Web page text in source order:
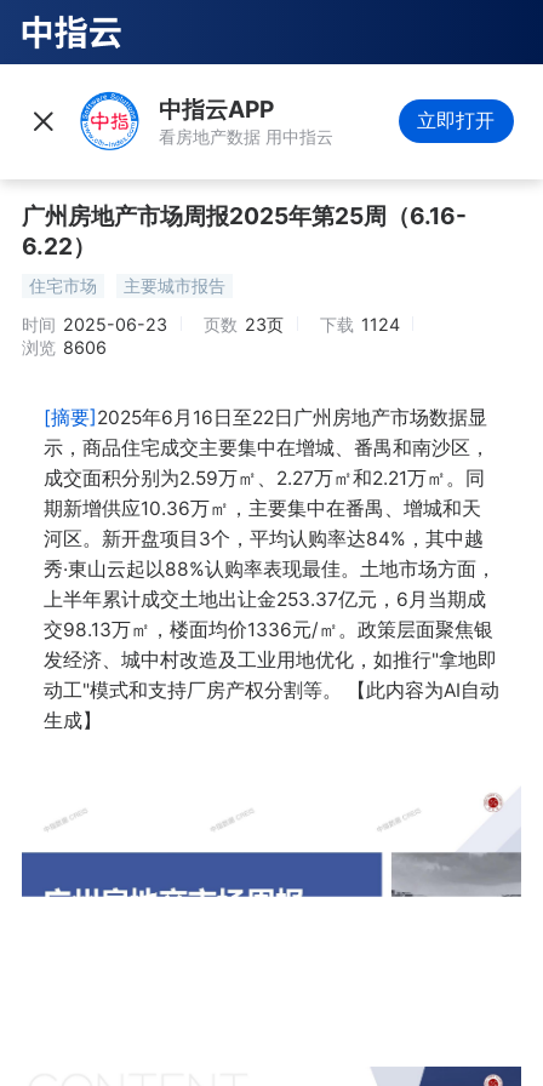
中指云APP
看房地产数据 用中指云
立即打开
广州房地产市场周报2025年第25周（6.16-
6.22）
住宅市场
主要城市报告
时间 2025-06-23 页数 23页 下载 1124
浏览 8606
[摘要]2025年6月16日至22日广州房地产市场数据显
示，商品住宅成交主要集中在增城、番禺和南沙区，
成交面积分别为2.59万㎡、2.27万㎡和2.21万㎡。同
期新增供应10.36万㎡，主要集中在番禺、增城和天
河区。新开盘项目3个，平均认购率达84%，其中越
秀·東山云起以88%认购率表现最佳。土地市场方面，
上半年累计成交土地出让金253.37亿元，6月当期成
交98.13万㎡，楼面均价1336元/㎡。政策层面聚焦银
发经济、城中村改造及工业用地优化，如推行"拿地即
动工"模式和支持厂房产权分割等。 【此内容为AI自动
生成】